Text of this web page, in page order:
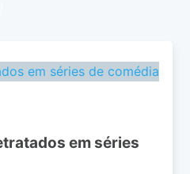
em séries